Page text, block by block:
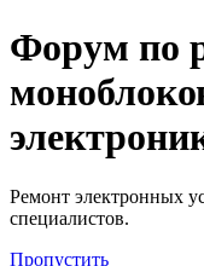
Регистрация
Форум по
Ремонт электронных
специалистов.
Пропустить